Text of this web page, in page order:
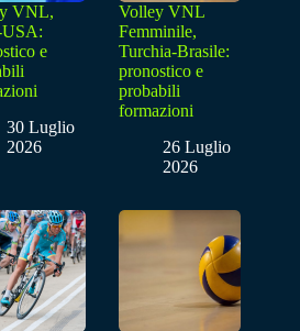
VNL,
e
30 Luglio
2026
Volley VNL
Femminile,
Turchia-Brasile:
pronostico e
probabili
formazioni
26 Luglio
2026